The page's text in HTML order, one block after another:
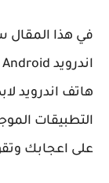
هاتف اندرويد
التطبيقات
على اعجابك